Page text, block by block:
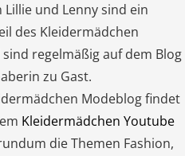
Lillie und Lenny sind ein
des Kleidermädchen
regelmäßig auf dem Blog
zu Gast.
Modeblog findet
Kleidermädchen Youtube
die Themen Fashion,